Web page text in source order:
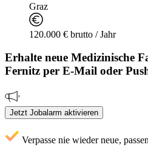
Graz
120.000 € brutto / Jahr
Erhalte neue Medizinische
Fernitz per E-Mail oder
Jetzt Jobalarm aktivieren
Verpasse nie wieder neue,